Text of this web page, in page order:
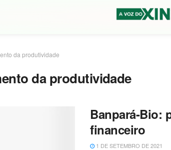
da produtividade
da produtividade
Banpará-Bio:
financeiro
1 DE SETEMBRO DE 2021